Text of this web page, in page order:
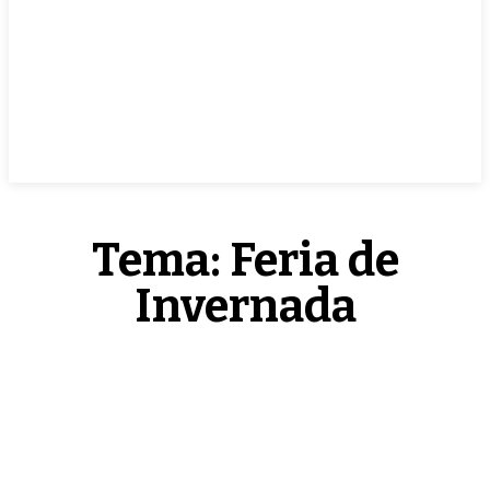
Tema: Feria de
Invernada